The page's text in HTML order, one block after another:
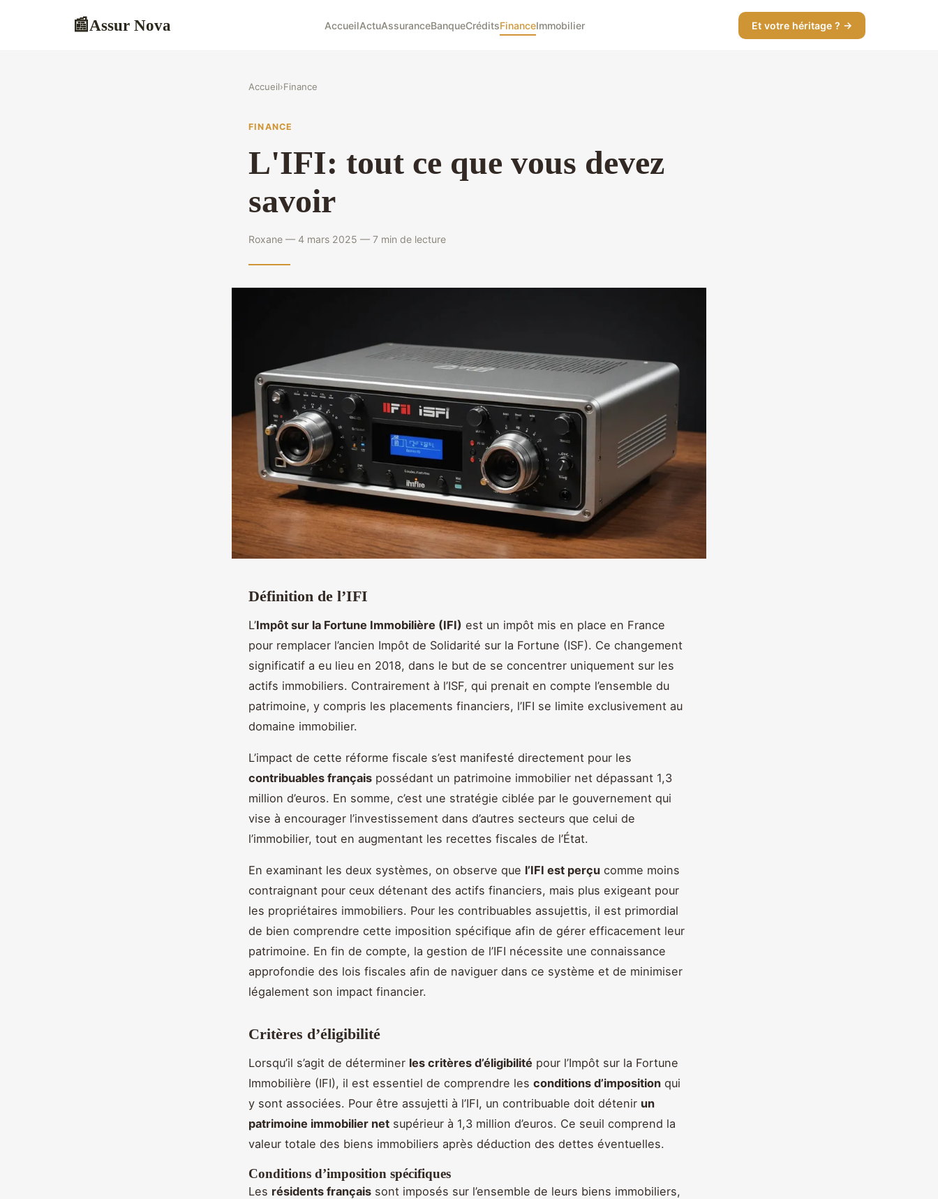
📰Assur Nova AccueilActuAssuranceBanqueCréditsFinanceImmobilier Et votre héritage ? →
Accueil›Finance
FINANCE
L'IFI: tout ce que vous devez
savoir
Roxane — 4 mars 2025 — 7 min de lecture
Définition de l’IFI
L’Impôt sur la Fortune Immobilière (IFI) est un impôt mis en place en France
pour remplacer l’ancien Impôt de Solidarité sur la Fortune (ISF). Ce changement
significatif a eu lieu en 2018, dans le but de se concentrer uniquement sur les
actifs immobiliers. Contrairement à l’ISF, qui prenait en compte l’ensemble du
patrimoine, y compris les placements financiers, l’IFI se limite exclusivement au
domaine immobilier.
L’impact de cette réforme fiscale s’est manifesté directement pour les
contribuables français possédant un patrimoine immobilier net dépassant 1,3
million d’euros. En somme, c’est une stratégie ciblée par le gouvernement qui
vise à encourager l’investissement dans d’autres secteurs que celui de
l’immobilier, tout en augmentant les recettes fiscales de l’État.
En examinant les deux systèmes, on observe que l’IFI est perçu comme moins
contraignant pour ceux détenant des actifs financiers, mais plus exigeant pour
les propriétaires immobiliers. Pour les contribuables assujettis, il est primordial
de bien comprendre cette imposition spécifique afin de gérer efficacement leur
patrimoine. En fin de compte, la gestion de l’IFI nécessite une connaissance
approfondie des lois fiscales afin de naviguer dans ce système et de minimiser
légalement son impact financier.
Critères d’éligibilité
Lorsqu’il s’agit de déterminer les critères d’éligibilité pour l’Impôt sur la Fortune
Immobilière (IFI), il est essentiel de comprendre les conditions d’imposition qui
y sont associées. Pour être assujetti à l’IFI, un contribuable doit détenir un
patrimoine immobilier net supérieur à 1,3 million d’euros. Ce seuil comprend la
valeur totale des biens immobiliers après déduction des dettes éventuelles.
Conditions d’imposition spécifiques
Les résidents français sont imposés sur l’ensemble de leurs biens immobiliers,